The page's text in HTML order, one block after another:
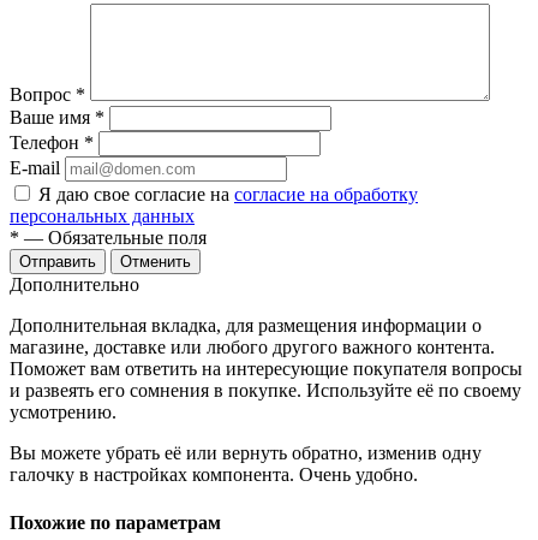
Вопрос *
Ваше имя *
Телефон *
E-mail
Я даю свое согласие на согласие на обработку
персональных данных
* — Обязательные поля
Отменить
Дополнительно
Дополнительная вкладка, для размещения информации о
магазине, доставке или любого другого важного контента.
Поможет вам ответить на интересующие покупателя вопросы
и развеять его сомнения в покупке. Используйте её по своему
усмотрению.
Вы можете убрать её или вернуть обратно, изменив одну
галочку в настройках компонента. Очень удобно.
Похожие по параметрам